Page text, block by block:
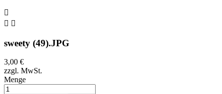

 
sweety (49).JPG
3,00 €
zzgl. MwSt.
Menge